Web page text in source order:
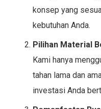
konsep yang
kebutuhan Anda.
Pilihan Material
Kami hanya
tahan lama dan
investasi Anda